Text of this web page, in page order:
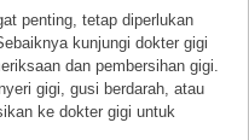
penting, tetap diperlukan
kunjungi dokter gigi
dan pembersihan gigi.
gigi, gusi berdarah, atau
ke dokter gigi untuk